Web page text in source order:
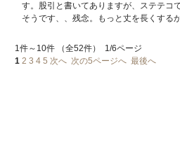
す。股引と書いてありますが、ステテコ
そうです、、残念。もっと丈を長くする
1件～10件 （全52件） 1/6ページ
1 2 3 4 5 次へ 次の5ページへ 最後へ